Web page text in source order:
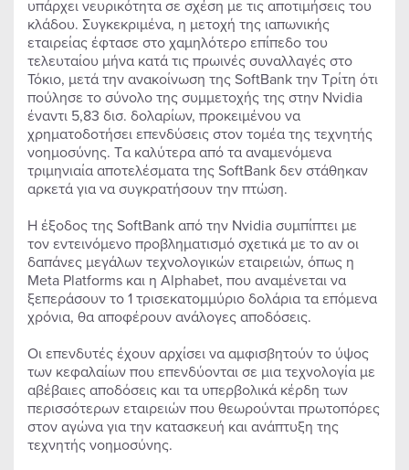
υπάρχει νευρικότητα σε σχέση με τις αποτιμήσεις του
κλάδου. Συγκεκριμένα, η μετοχή της ιαπωνικής
εταιρείας έφτασε στο χαμηλότερο επίπεδο του
τελευταίου μήνα κατά τις πρωινές συναλλαγές στο
Τόκιο, μετά την ανακοίνωση της SoftBank την Τρίτη ότι
πούλησε το σύνολο της συμμετοχής της στην Nvidia
έναντι 5,83 δισ. δολαρίων, προκειμένου να
χρηματοδοτήσει επενδύσεις στον τομέα της τεχνητής
νοημοσύνης. Tα καλύτερα από τα αναμενόμενα
τριμηνιαία αποτελέσματα της SoftBank δεν στάθηκαν
αρκετά για να συγκρατήσουν την πτώση.
Η έξοδος της SoftBank από την Nvidia συμπίπτει με
τον εντεινόμενο προβληματισμό σχετικά με το αν οι
δαπάνες μεγάλων τεχνολογικών εταιρειών, όπως η
Meta Platforms και η Alphabet, που αναμένεται να
ξεπεράσουν το 1 τρισεκατομμύριο δολάρια τα επόμενα
χρόνια, θα αποφέρουν ανάλογες αποδόσεις.
Οι επενδυτές έχουν αρχίσει να αμφισβητούν το ύψος
των κεφαλαίων που επενδύονται σε μια τεχνολογία με
αβέβαιες αποδόσεις και τα υπερβολικά κέρδη των
περισσότερων εταιρειών που θεωρούνται πρωτοπόρες
στον αγώνα για την κατασκευή και ανάπτυξη της
τεχνητής νοημοσύνης.